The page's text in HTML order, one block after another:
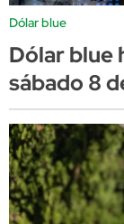
Dólar blue
Dólar blue
sábado 8